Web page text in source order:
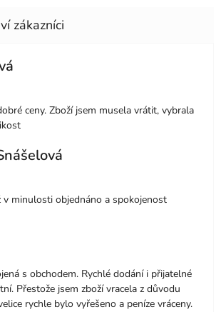
je 4 z 5 hvězdiček.
ceny. Zboží jsem musela vrátit, vybrala
je 5 z 5 hvězdiček.
v minulosti objednáno a spokojenost
je 5 z 5 hvězdiček.
s obchodem. Rychlé dodání i přijatelné
Přestože jsem zboží vracela z důvodu
rychle bylo vyřešeno a peníze vráceny.